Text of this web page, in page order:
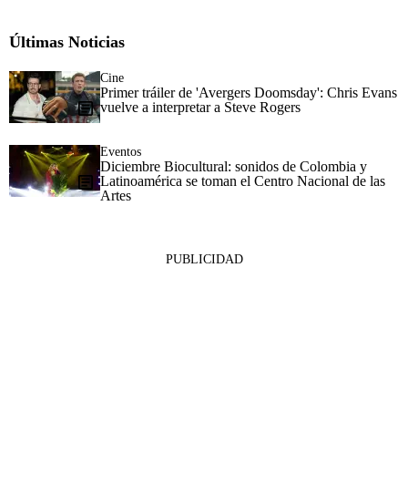
Últimas Noticias
Cine
Primer tráiler de 'Avergers Doomsday': Chris Evans
vuelve a interpretar a Steve Rogers
Eventos
Diciembre Biocultural: sonidos de Colombia y
Latinoamérica se toman el Centro Nacional de las
Artes
PUBLICIDAD